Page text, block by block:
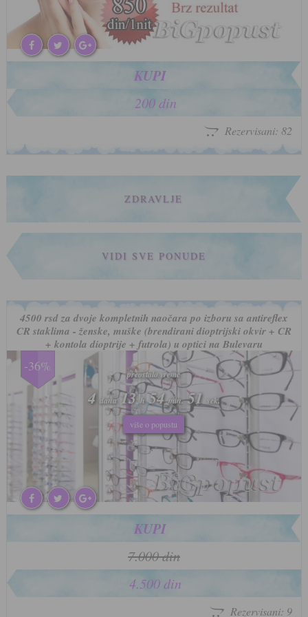
KUPI
200 din
Rezervisani: 82
ZDRAVLJE
VIDI SVE PONUDE
4500 rsd za dvoje kompletnih naočara po izboru sa antireflex
CR staklima - ženske, muške (brendirani dioptrijski okvir + CR
+ kontola dioptrije + futrola) u optici na Bulevaru
-36%
preostalo vreme
4 dana 13h 54min. 48 sek.
više o popustu
preostalo vreme
4 dana 13h 54min. 48 sek.
više o popustu
KUPI
7.000 din
4.500 din
Rezervisani: 9